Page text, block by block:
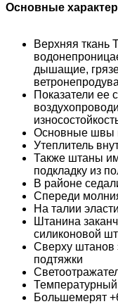
Основные
Верхняя ткань
дышащие,
Показатели ее
Основные швы
Утеплитель
Также штаны
подкладку из
В районе
Спереди
На талии
Штанина
силиконовой
Сверху штанов
подтяжки
Большемерят